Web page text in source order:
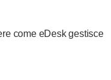
come eDesk gestisce